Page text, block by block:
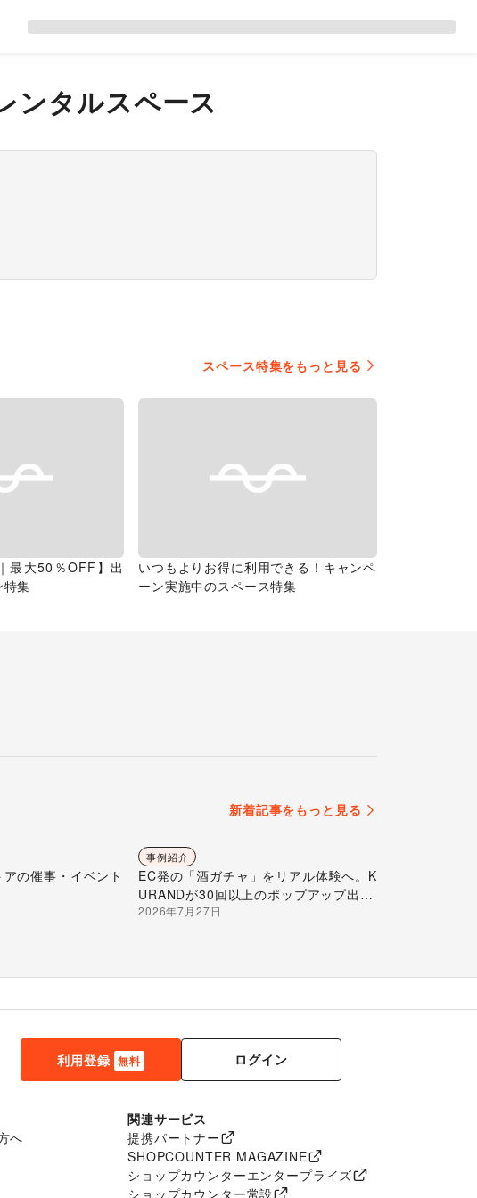
ンタルスペース
スペース特集をもっと見る
最大50％OFF】出
特集
いつもよりお得に利用できる！キャンペ
ーン実施中のスペース特集
新着記事をもっと見る
アの催事・イベント
事例紹介
EC発の「酒ガチャ」をリアル体験へ。K
URANDが30回以上のポップアップ出店
で届ける“新しいお酒との出会い”
2026年7月27日
利用登録 無料 ログイン
へ
関連サービス
提携パートナー
SHOPCOUNTER MAGAZINE
ショップカウンターエンタープライズ
ショップカウンター常設